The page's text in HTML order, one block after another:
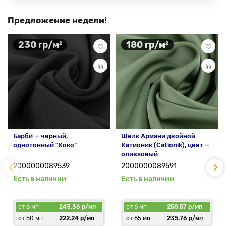
Предложение недели!
230 гр/м²
Барби — черный,
однотонный "Коко"
2000000089539
Есть в наличии
от 6 мп
243.36 р/мп
от 50 мп
222.24 р/мп
180 гр/м²
Шелк Армани двойной
Катионик (Cationik), цвет —
оливковый
2000000089591
Есть в наличии
от 6 мп
258.57 р/мп
от 65 мп
235.76 р/мп